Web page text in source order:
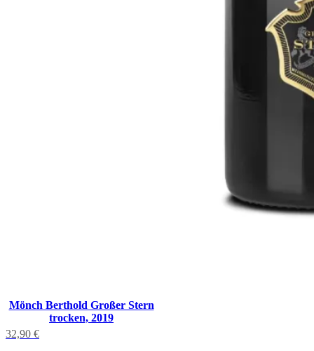
Mönch Berthold Großer Stern
trocken, 2019
32,90 €